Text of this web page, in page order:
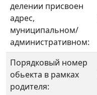
делении присвоен
адрес,
муниципальном/
административном:
Порядковый номер
обьекта в рамках
родителя: